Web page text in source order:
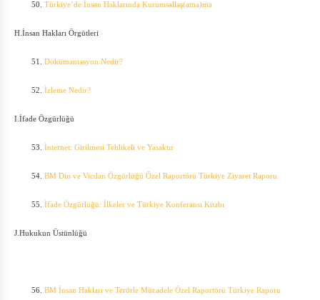
50. Türkiye’de İnsan Haklarında Kurumsallaş(ama)ma
H.İnsan Hakları Örgütleri
51. Dökümantasyon Nedir?
52. İzleme Nedir?
I.İfade Özgürlüğü
53. İnternet: Girilmesi Tehlikeli ve Yasaktır
54. BM Din ve Vicdan Özgürlüğü Özel Raportörü Türkiye Ziyaret Raporu
55. İfade Özgürlüğü: İlkeler ve Türkiye Konferansı Kitabı
J.Hukukun Üstünlüğü
56. BM İnsan Hakları ve Terörle Mücadele Özel Raportörü Türkiye Raporu